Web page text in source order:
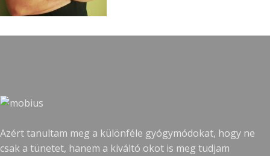
Azért tanultam meg a különféle gyógymódokat, hogy ne
csak a tünetet, hanem a kiváltó okot is meg tudjam